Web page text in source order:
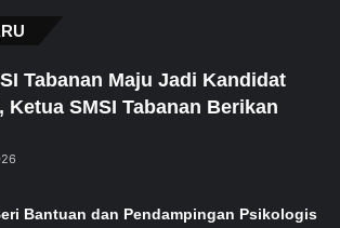
Tabanan Maju Jadi Kandidat
Ketua SMSI Tabanan Berikan
Bantuan dan Pendampingan Psikologis